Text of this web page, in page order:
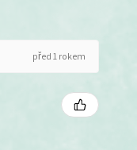
před 1 rokem